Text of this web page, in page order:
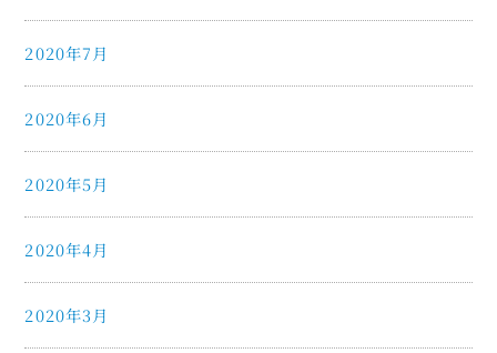
2020年7月
2020年6月
2020年5月
2020年4月
2020年3月